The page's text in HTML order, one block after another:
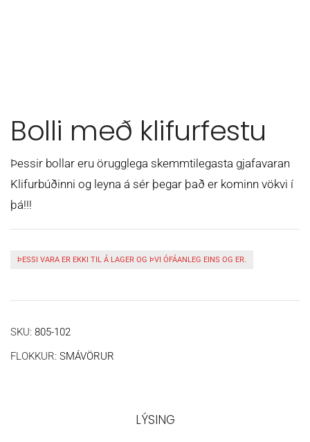
Bolli með klifurfestu
Þessir bollar eru örugglega skemmtilegasta gjafavaran
Klifurbúðinni og leyna á sér þegar það er kominn vökvi í
þá!!!
ÞESSI VARA ER EKKI TIL Á LAGER OG ÞVI ÓFÁANLEG EINS OG ER.
SKU: 805-102
FLOKKUR: SMÁVÖRUR
LÝSING